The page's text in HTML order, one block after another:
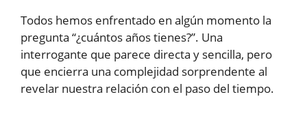
Todos hemos enfrentado en algún momento la
pregunta “¿cuántos años tienes?”. Una
interrogante que parece directa y sencilla, pero
que encierra una complejidad sorprendente al
revelar nuestra relación con el paso del tiempo.